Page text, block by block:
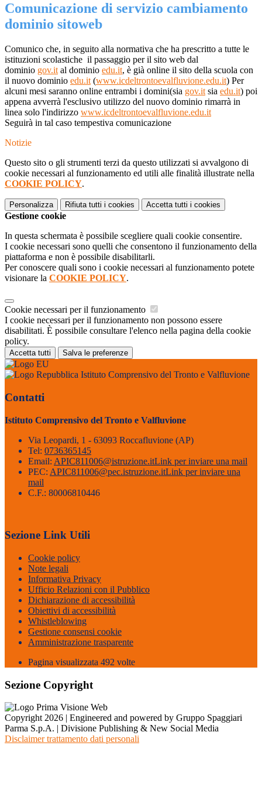
Comunicazione di servizio cambiamento
dominio sitoweb
Comunico che, in seguito alla normativa che ha prescritto a tutte le
istituzioni scolastiche il passaggio per il sito web dal
dominio gov.it al dominio edu.it, è già online il sito della scuola con
il nuovo dominio edu.it (www.icdeltrontoevalfluvione.edu.it) Per
alcuni mesi saranno online entrambi i domini(sia gov.it sia edu.it) poi
appena avverrà l'esclusivo utilizzo del nuovo dominio rimarrà in
linea solo l'indirizzo www.icdeltrontoevalfluvione.edu.it
Seguirà in tal caso tempestiva comunicazione
Notizie
Questo sito o gli strumenti terzi da questo utilizzati si avvalgono di
cookie necessari al funzionamento ed utili alle finalità illustrate nella
COOKIE POLICY.
Personalizza Rifiuta tutti i cookies Accetta tutti i cookies
Gestione cookie
In questa schermata è possibile scegliere quali cookie consentire.
I cookie necessari sono quelli che consentono il funzionamento della
piattaforma e non è possibile disabilitarli.
Per conoscere quali sono i cookie necessari al funzionamento potete
visionare la COOKIE POLICY.
Cookie necessari per il funzionamento
I cookie necessari per il funzionamento non possono essere
disabilitati. È possibile consultare l'elenco nella pagina della cookie
policy.
Accetta tutti Salva le preferenze
Istituto Comprensivo del Tronto e Valfluvione
Contatti
Istituto Comprensivo del Tronto e Valfluvione
Via Leopardi, 1 - 63093 Roccafluvione (AP)
Tel: 0736365145
Email: APIC811006@istruzione.itLink per inviare una mail
PEC: APIC811006@pec.istruzione.itLink per inviare una
mail
C.F.: 80006810446
Sezione Link Utili
Cookie policy
Note legali
Informativa Privacy
Ufficio Relazioni con il Pubblico
Dichiarazione di accessibilità
Obiettivi di accessibilità
Whistleblowing
Gestione consensi cookie
Amministrazione trasparente
Pagina visualizzata 492 volte
Sezione Copyright
Copyright 2026 | Engineered and powered by Gruppo Spaggiari
Parma S.p.A. | Divisione Publishing & New Social Media
Disclaimer trattamento dati personali